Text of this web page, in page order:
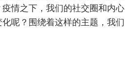
情之下，我们的社交圈和内心
呢？围绕着这样的主题，我们